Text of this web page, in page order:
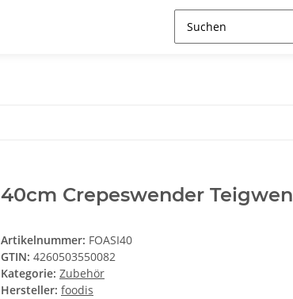
40cm Crepeswender
Artikelnummer: FOASI40
GTIN: 4260503550082
Kategorie: Zubehör
Hersteller: foodis